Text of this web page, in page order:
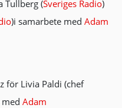
Tullberg (Sveriges Radio)
)i samarbete med Adam
för Livia Paldi (chef
Adam